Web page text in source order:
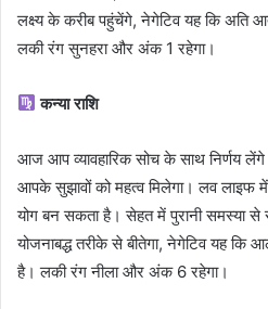
लक्ष्य के करीब पहुंचेंगे, नेगेटिव यह कि अति
लकी रंग सुनहरा और अंक 1 रहेगा।
कन्या राशि
आज आप व्यावहारिक सोच के साथ निर्णय
आपके सुझावों को महत्व मिलेगा। लव लाइफ
योग बन सकता है। सेहत में पुरानी समस्या से
योजनाबद्ध तरीके से बीतेगा, नेगेटिव यह कि
है। लकी रंग नीला और अंक 6 रहेगा।